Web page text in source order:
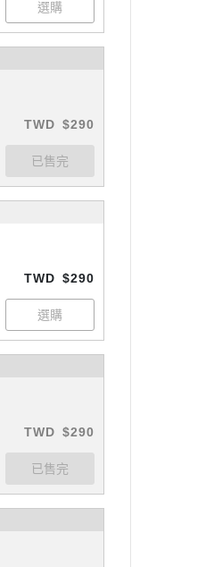
TWD $290
TWD $290
TWD $290